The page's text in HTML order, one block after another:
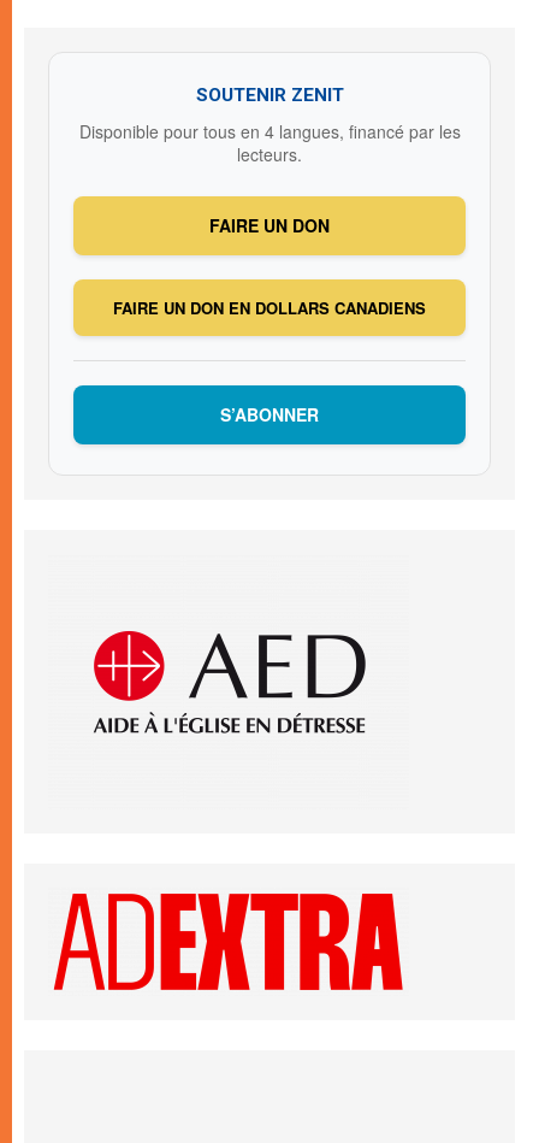
SOUTENIR ZENIT
Disponible pour tous en 4 langues, financé par les
lecteurs.
FAIRE UN DON
FAIRE UN DON EN DOLLARS CANADIENS
S’ABONNER